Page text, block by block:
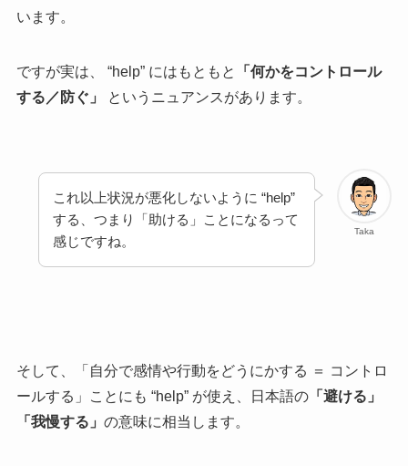
います。
ですが実は、 “help” にはもともと
「何かをコントロール
する／防ぐ」
というニュアンスがあります。
Taka
これ以上状況が悪化しないように “help”
する、つまり「助ける」ことになるって
感じですね。
そして、「自分で感情や行動をどうにかする ＝ コントロ
ールする」ことにも “help” が使え、日本語の「避ける」
「我慢する」 の意味に相当します。